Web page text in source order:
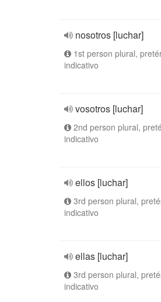
nosotros [luchar]
1st person plural,
indicativo
vosotros [luchar]
2nd person plural,
indicativo
ellos [luchar]
3rd person plural,
indicativo
ellas [luchar]
3rd person plural,
indicativo